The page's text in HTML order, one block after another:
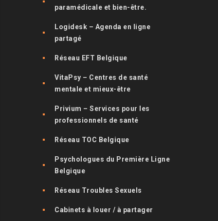
paramédicale et bien-être.
Logidesk – Agenda en ligne
partagé
Réseau EFT Belgique
VitaPsy – Centres de santé
mentale et mieux-être
Privium – Services pour les
professionnels de santé
Réseau TOC Belgique
Psychologues du Première Ligne
Belgique
Réseau Troubles Sexuels
Cabinets à louer / à partager